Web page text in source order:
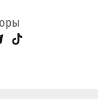
TikTok